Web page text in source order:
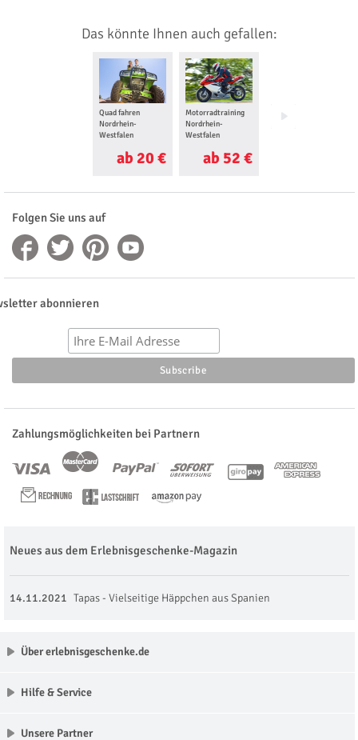
Das könnte Ihnen auch gefallen:
Quad fahren
Nordrhein-
Westfalen
ab 20 €
Motorradtraining
Nordrhein-
Westfalen
ab 52 €
Romantisches
Folgen Sie uns auf
abonnieren
Zahlungsmöglichkeiten bei Partnern
Neues aus dem Erlebnisgeschenke-Magazin
14.11.2021 Tapas - Vielseitige Häppchen aus Spanien
Über erlebnisgeschenke.de
Hilfe & Service
Unsere Partner